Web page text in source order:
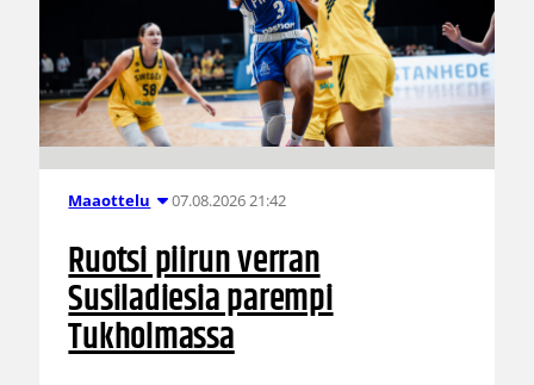
Maaottelu 07.08.2026 21:42
Ruotsi piirun verran
Susiladiesia parempi
Tukholmassa